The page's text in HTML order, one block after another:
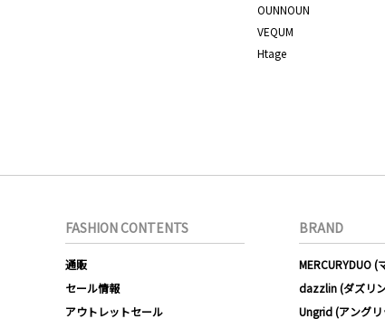
OUNNOUN
VEQUM
Htage
FASHION CONTENTS
通販
セール情報
アウトレットセール
BRAND
MERCURYDUO
dazzlin (ダズリ
Ungrid (アングリ